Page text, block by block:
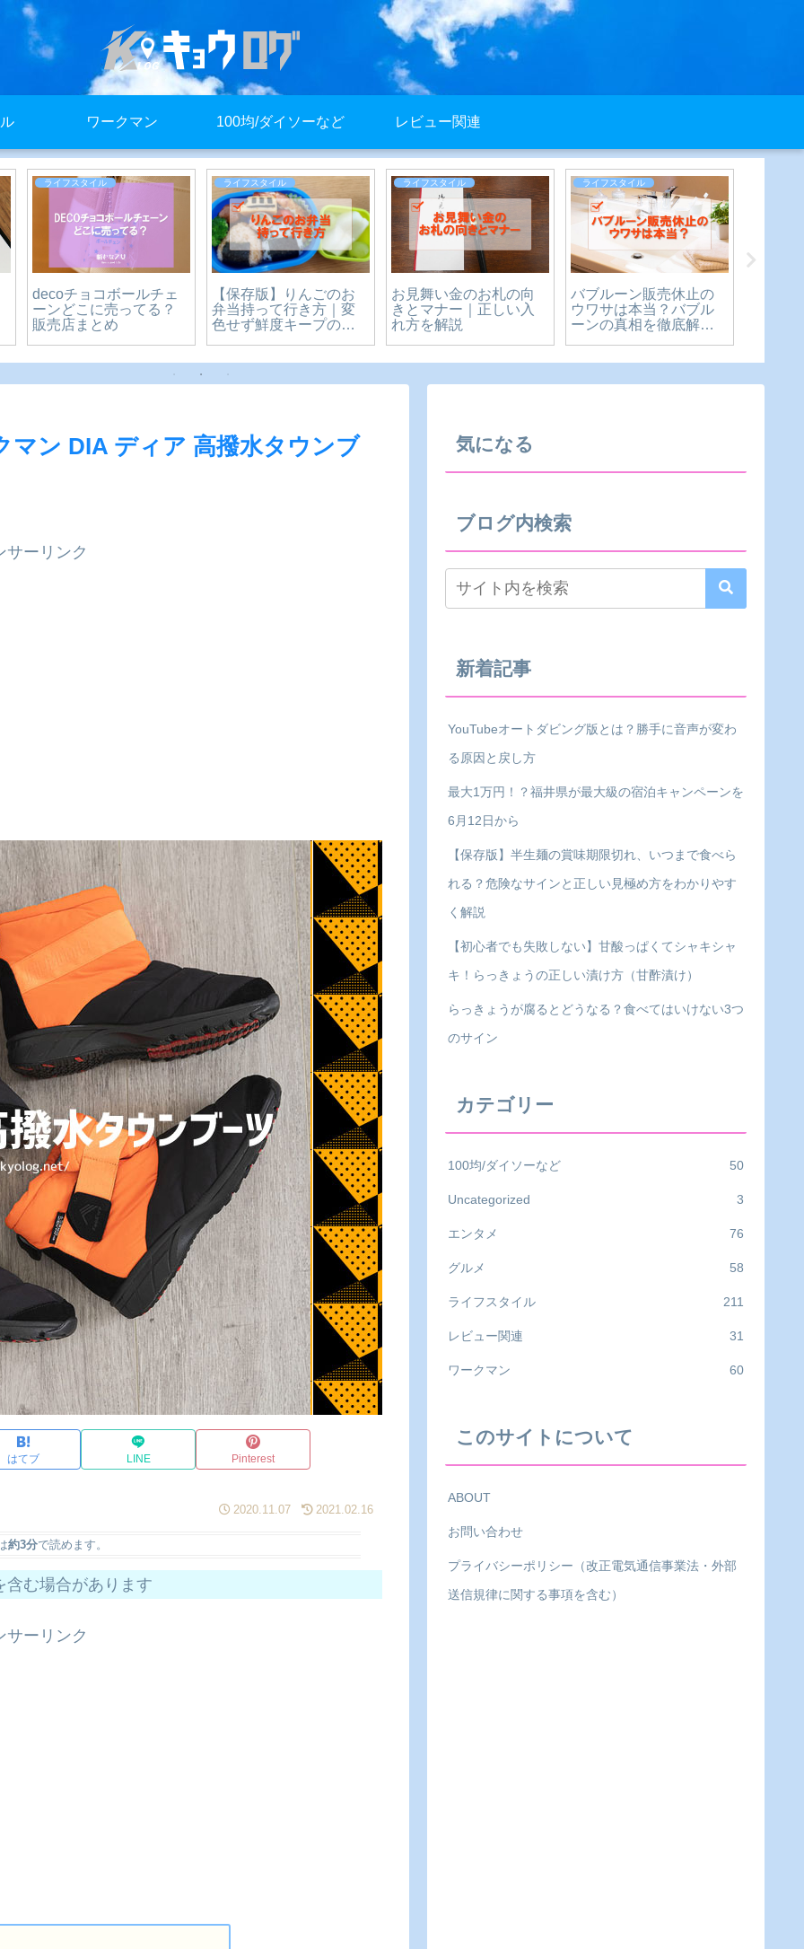
ワークマン 100均/ダイソーなど レビュー関連
ライフスタイル
decoチョコボールチェ
ーンどこに売ってる？
販売店まとめ
ライフスタイル
【保存版】りんごのお
弁当持って行き方｜変
色せず鮮度キープの簡
ライフスタイル
お見舞い金のお札の向
きとマナー｜正しい入
れ方を解説
ライフスタイル
バブルーン販売休止の
ウワサは本当？バブル
ーンの真相を徹底解
マン DIA ディア 高撥水タウンブ
サーリンク
はてブ LINE Pinterest
2020.11.07 2021.02.16
約3分で読めます。
含む場合があります
サーリンク
気になる
ブログ内検索
新着記事
YouTubeオートダビング版とは？勝手に音声が変わ
る原因と戻し方
最大1万円！？福井県が最大級の宿泊キャンペーンを
6月12日から
【保存版】半生麺の賞味期限切れ、いつまで食べら
れる？危険なサインと正しい見極め方をわかりやす
く解説
【初心者でも失敗しない】甘酸っぱくてシャキシャ
キ！らっきょうの正しい漬け方（甘酢漬け）
らっきょうが腐るとどうなる？食べてはいけない3つ
のサイン
カテゴリー
100均/ダイソーなど 50
Uncategorized 3
エンタメ 76
グルメ 58
ライフスタイル 211
レビュー関連 31
ワークマン 60
このサイトについて
ABOUT
お問い合わせ
プライバシーポリシー（改正電気通信事業法・外部
送信規律に関する事項を含む）